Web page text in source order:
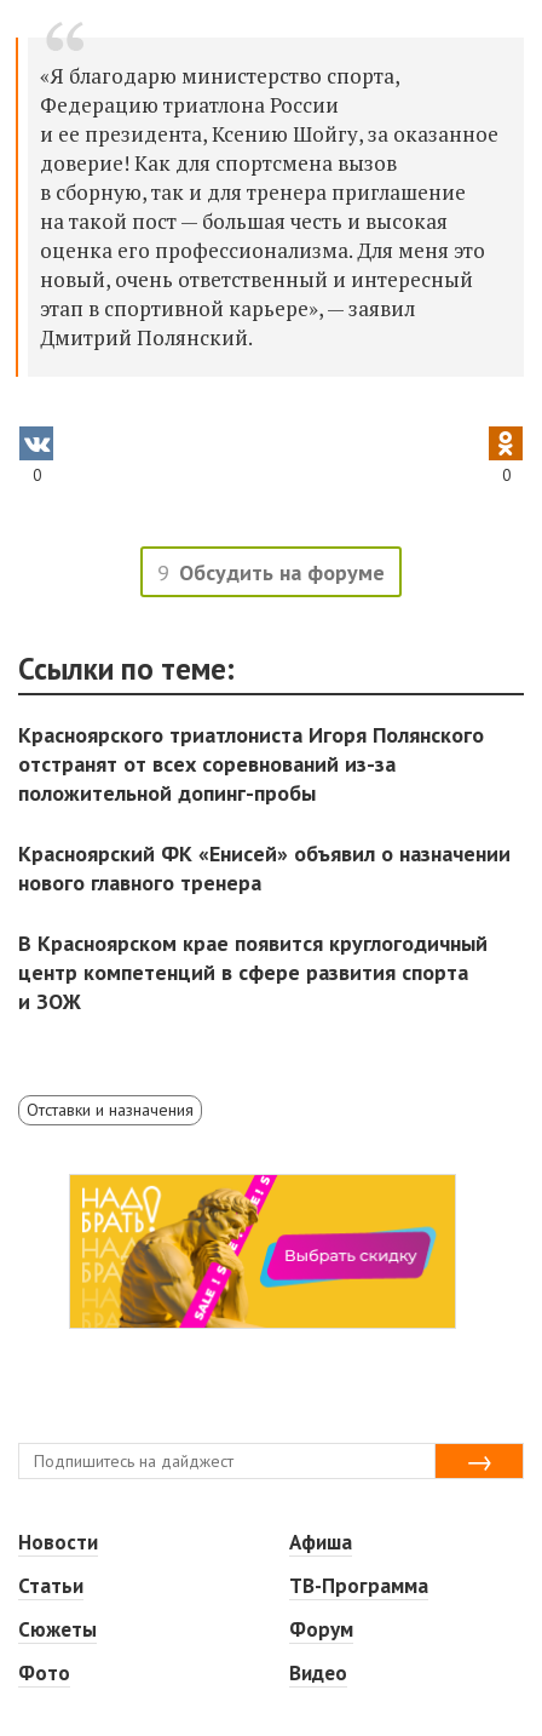
«Я благодарю министерство спорта,
Федерацию триатлона России
и ее президента, Ксению Шойгу, за оказанное
доверие! Как для спортсмена вызов
в сборную, так и для тренера приглашение
на такой пост — большая честь и высокая
оценка его профессионализма. Для меня это
новый, очень ответственный и интересный
этап в спортивной карьере», — заявил
Дмитрий Полянский.
0 0
9 Обсудить на форуме
Ссылки по теме:
Красноярского триатлониста Игоря Полянского
отстранят от всех соревнований из-за
положительной допинг-пробы
Красноярский ФК «Енисей» объявил о назначении
нового главного тренера
В Красноярском крае появится круглогодичный
центр компетенций в сфере развития спорта
и ЗОЖ
Отставки и назначения
Новости
Статьи
Сюжеты
Фото
Афиша
ТВ-Программа
Форум
Видео